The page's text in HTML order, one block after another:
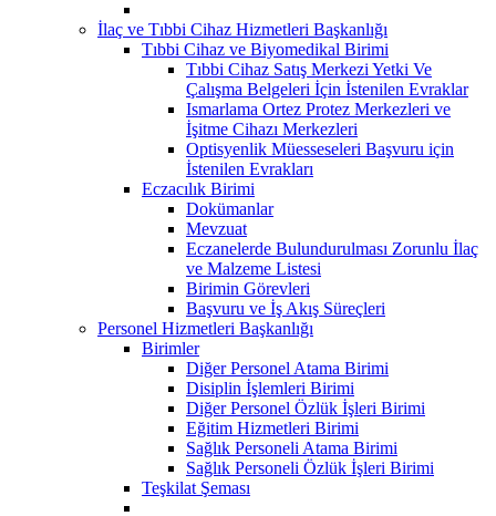
İlaç ve Tıbbi Cihaz Hizmetleri Başkanlığı
Tıbbi Cihaz ve Biyomedikal Birimi
Tıbbi Cihaz Satış Merkezi Yetki Ve
Çalışma Belgeleri İçin İstenilen Evraklar
Ismarlama Ortez Protez Merkezleri ve
İşitme Cihazı Merkezleri
Optisyenlik Müesseseleri Başvuru için
İstenilen Evrakları
Eczacılık Birimi
Dokümanlar
Mevzuat
Eczanelerde Bulundurulması Zorunlu İlaç
ve Malzeme Listesi
Birimin Görevleri
Başvuru ve İş Akış Süreçleri
Personel Hizmetleri Başkanlığı
Birimler
Diğer Personel Atama Birimi
Disiplin İşlemleri Birimi
Diğer Personel Özlük İşleri Birimi
Eğitim Hizmetleri Birimi
Sağlık Personeli Atama Birimi
Sağlık Personeli Özlük İşleri Birimi
Teşkilat Şeması